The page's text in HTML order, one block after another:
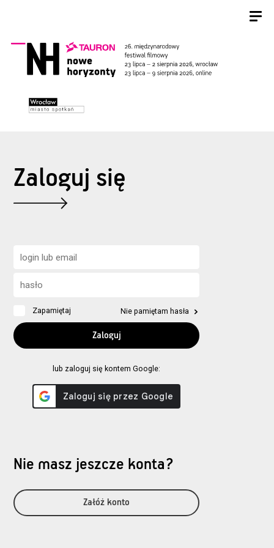
Zaloguj się
Zapamiętaj Nie pamiętam hasła
lub zaloguj się kontem Google:
Nie masz jeszcze konta?
Załóż konto